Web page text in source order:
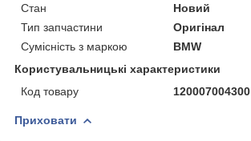
Стан
Новий
Тип запчастини
Оригінал
Сумісність з маркою
BMW
Користувальницькі характеристики
Код товару
120007004300
Приховати